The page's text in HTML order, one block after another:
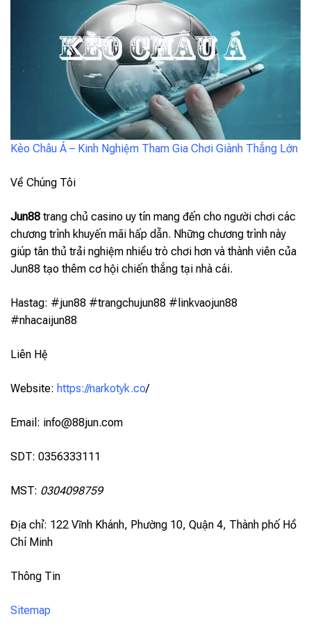
Kèo Châu Á – Kinh Nghiệm Tham Gia Chơi Giành Thắng Lớn
Về Chúng Tôi
Jun88 trang chủ casino uy tín mang đến cho người chơi các
chương trình khuyến mãi hấp dẫn. Những chương trình này
giúp tân thủ trải nghiệm nhiều trò chơi hơn và thành viên của
Jun88 tạo thêm cơ hội chiến thắng tại nhà cái.
Hastag: #jun88 #trangchujun88 #linkvaojun88
#nhacaijun88
Liên Hệ
Website: https://narkotyk.co/
Email: info@88jun.com
SDT: 0356333111
MST: 0304098759
Địa chỉ: 122 Vĩnh Khánh, Phường 10, Quận 4, Thành phố Hồ
Chí Minh
Thông Tin
Sitemap